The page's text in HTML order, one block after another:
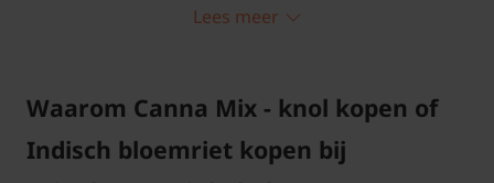
kunnen zijn voor beschadiging. Regelmatige
constant vochtig blijft, om rotting van de
Lees meer
Waarom Canna Mix - knol kopen of
Indisch bloemriet kopen bij